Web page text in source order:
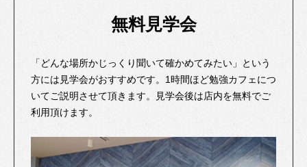
無料見学会
「どんな場所かじっくり聞いて確かめてみたい」という
方には見学会がおすすめです。1時間ほど勉強カフェにつ
いてご説明させて頂きます。見学会後は店内を無料でご
利用頂けます。